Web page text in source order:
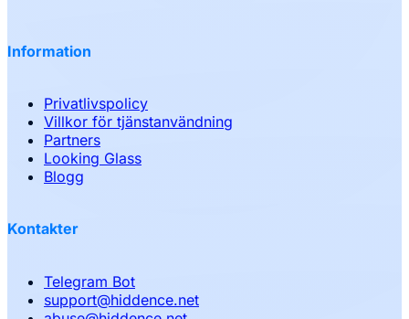
Information
Privatlivspolicy
Villkor för tjänstanvändning
Partners
Looking Glass
Blogg
Kontakter
Telegram Bot
support@hiddence.net